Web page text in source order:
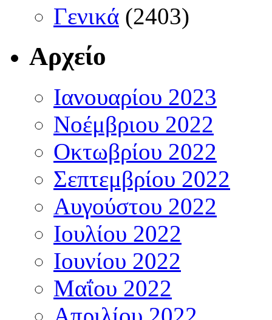
Γενικά (2403)
Αρχείο
Ιανουαρίου 2023
Νοέμβριου 2022
Οκτωβρίου 2022
Σεπτεμβρίου 2022
Αυγούστου 2022
Ιουλίου 2022
Ιουνίου 2022
Μαΐου 2022